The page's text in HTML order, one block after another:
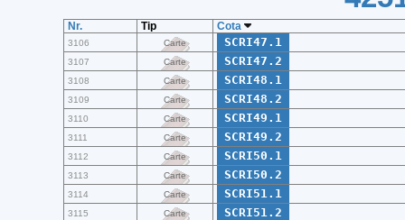
Nr. Tip Cota
3106 Carte SCRI47.1
3107 Carte SCRI47.2
3108 Carte SCRI48.1
3109 Carte SCRI48.2
3110 Carte SCRI49.1
3111 Carte SCRI49.2
3112 Carte SCRI50.1
3113 Carte SCRI50.2
3114 Carte SCRI51.1
3115 Carte SCRI51.2